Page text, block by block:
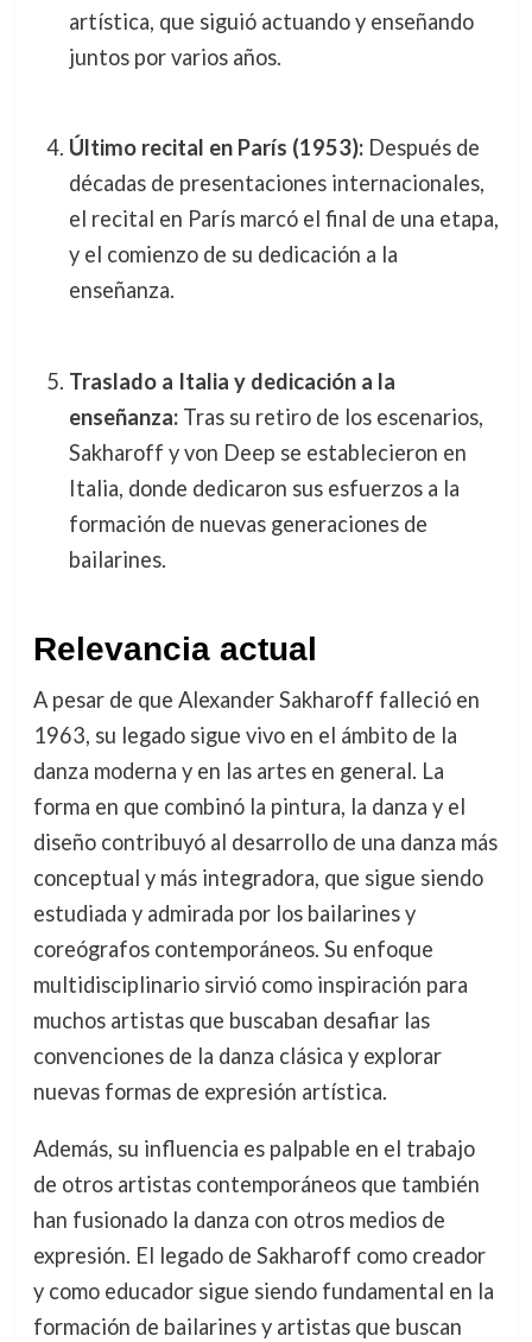
artística, que siguió actuando y enseñando
juntos por varios años.
Último recital en París (1953):Después de
décadas de presentaciones internacionales,
el recital en París marcó el final de una etapa,
y el comienzo de su dedicación a la
enseñanza.
Traslado a Italia y dedicación a la
enseñanza:Tras su retiro de los escenarios,
Sakharoff y von Deep se establecieron en
Italia, donde dedicaron sus esfuerzos a la
formación de nuevas generaciones de
bailarines.
Relevancia actual
A pesar de que Alexander Sakharoff falleció en
1963, su legado sigue vivo en el ámbito de la
danza moderna y en las artes en general. La
forma en que combinó la pintura, la danza y el
diseño contribuyó al desarrollo de una danza más
conceptual y más integradora, que sigue siendo
estudiada y admirada por los bailarines y
coreógrafos contemporáneos. Su enfoque
multidisciplinario sirvió como inspiración para
muchos artistas que buscaban desafiar las
convenciones de la danza clásica y explorar
nuevas formas de expresión artística.
Además, su influencia es palpable en el trabajo
de otros artistas contemporáneos que también
han fusionado la danza con otros medios de
expresión. El legado de Sakharoff como creador
y como educador sigue siendo fundamental en la
formación de bailarines y artistas que buscan